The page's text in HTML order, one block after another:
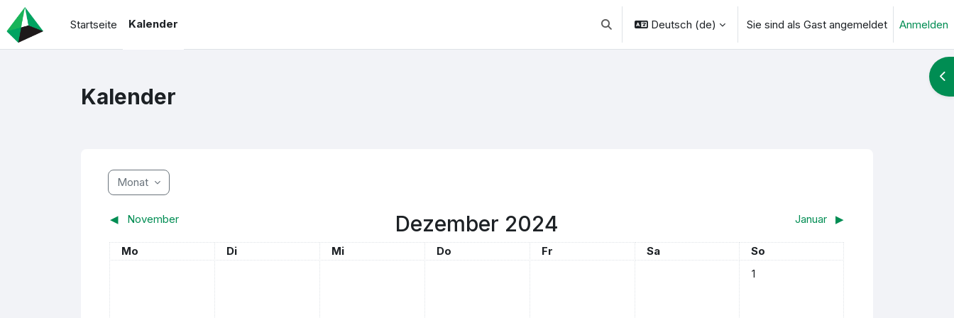
Zum Hauptinhalt
Startseite
Kalender
Sucheingabe umschalten
Deutsch ‎(de)‎ Sie sind als Gast angemeldet Anmelden
Kalender
Monat
◀︎ November Dezember 2024 Januar ▶︎
Montag
Mo Dienstag
Di Mittwoch
Mi Donnerstag
Do Freitag
Fr Samstag
Sa Sonntag
So
Keine Termine, Sonntag, 1. Dezember
1